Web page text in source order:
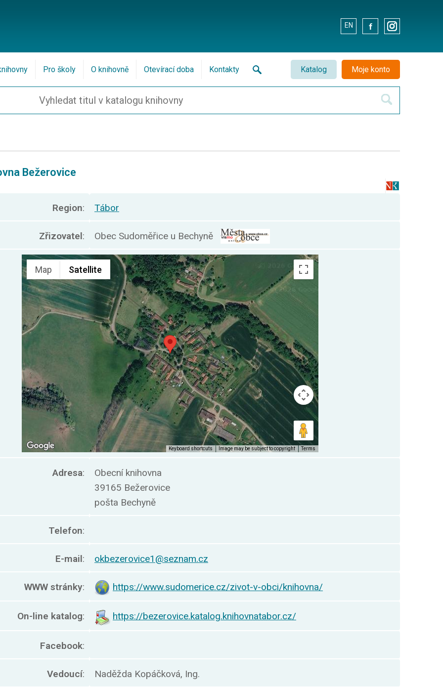
EN . .
Katalog Moje konto
Pro školy O knihovně Otevírací doba Kontakty
Bežerovice
Region: Tábor
Zřizovatel: Obec Sudoměřice u Bechyně
Adresa:
Obecní knihovna
39165 Bežerovice
pošta Bechyně
Telefon:
E-mail: okbezerovice1@seznam.cz
WWW stránky: https://www.sudomerice.cz/zivot-v-obci/knihovna/
On-line katalog: https://bezerovice.katalog.knihovnatabor.cz/
Facebook:
Vedoucí: Naděžda Kopáčková, Ing.